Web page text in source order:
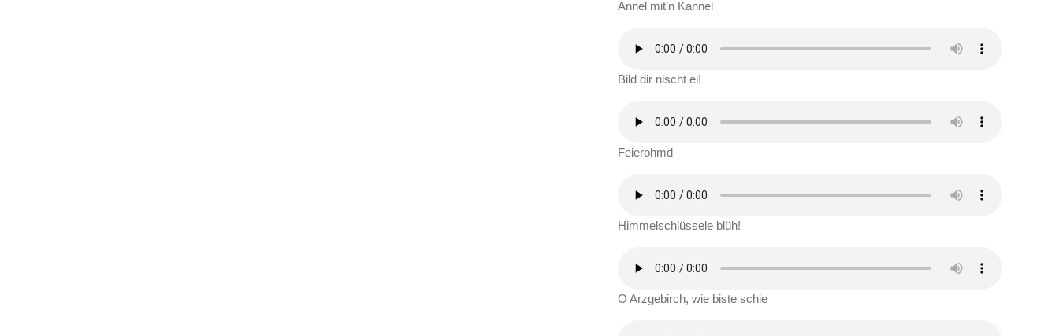
Annel mit’n Kannel
Bild dir nischt ei!
Feierohmd
Himmelschlüssele blüh!
O Arzgebirch, wie biste schie